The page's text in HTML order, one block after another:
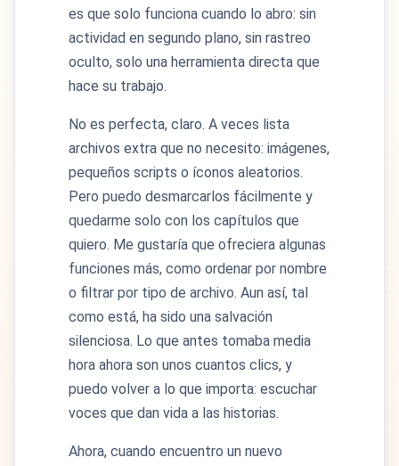
es que solo funciona cuando lo abro: sin
actividad en segundo plano, sin rastreo
oculto, solo una herramienta directa que
hace su trabajo.
No es perfecta, claro. A veces lista
archivos extra que no necesito: imágenes,
pequeños scripts o íconos aleatorios.
Pero puedo desmarcarlos fácilmente y
quedarme solo con los capítulos que
quiero. Me gustaría que ofreciera algunas
funciones más, como ordenar por nombre
o filtrar por tipo de archivo. Aun así, tal
como está, ha sido una salvación
silenciosa. Lo que antes tomaba media
hora ahora son unos cuantos clics, y
puedo volver a lo que importa: escuchar
voces que dan vida a las historias.
Ahora, cuando encuentro un nuevo